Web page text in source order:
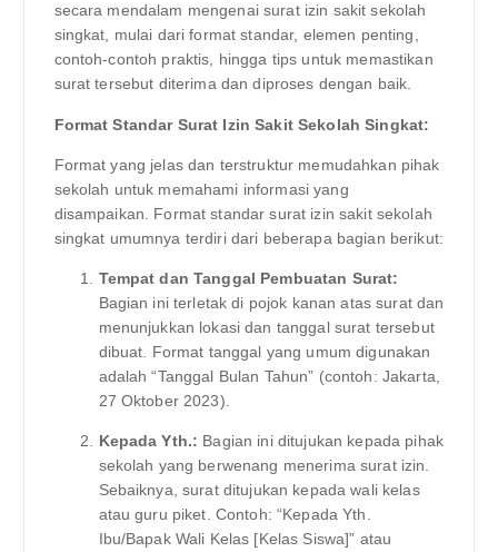
secara mendalam mengenai surat izin sakit sekolah
singkat, mulai dari format standar, elemen penting,
contoh-contoh praktis, hingga tips untuk memastikan
surat tersebut diterima dan diproses dengan baik.
Format Standar Surat Izin Sakit Sekolah Singkat:
Format yang jelas dan terstruktur memudahkan pihak
sekolah untuk memahami informasi yang
disampaikan. Format standar surat izin sakit sekolah
singkat umumnya terdiri dari beberapa bagian berikut:
Tempat dan Tanggal Pembuatan Surat:
Bagian ini terletak di pojok kanan atas surat dan
menunjukkan lokasi dan tanggal surat tersebut
dibuat. Format tanggal yang umum digunakan
adalah “Tanggal Bulan Tahun” (contoh: Jakarta,
27 Oktober 2023).
Kepada Yth.: Bagian ini ditujukan kepada pihak
sekolah yang berwenang menerima surat izin.
Sebaiknya, surat ditujukan kepada wali kelas
atau guru piket. Contoh: “Kepada Yth.
Ibu/Bapak Wali Kelas [Kelas Siswa]” atau